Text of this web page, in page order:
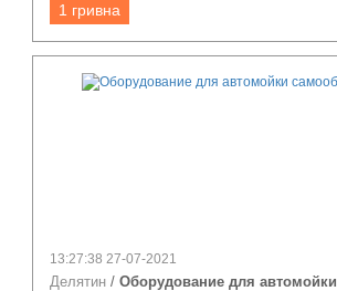
1 гривна
13:27:38 27-07-2021
Делятин/Оборудование для автомойки